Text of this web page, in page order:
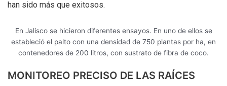
han sido más que exitosos.
En Jalisco se hicieron diferentes ensayos. En uno de ellos se
estableció el palto con una densidad de 750 plantas por ha, en
contenedores de 200 litros, con sustrato de fibra de coco.
MONITOREO PRECISO DE LAS RAÍCES